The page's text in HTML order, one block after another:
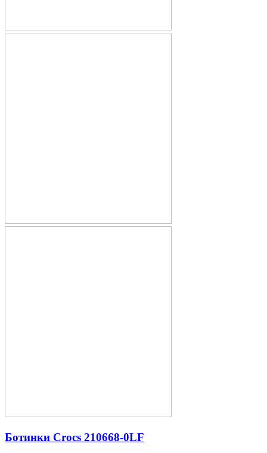
Ботинки Crocs 210668-0LF